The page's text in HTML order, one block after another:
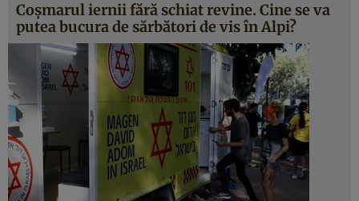
Coșmarul iernii fără schiat revine. Cine se va
putea bucura de sărbători de vis în Alpi?